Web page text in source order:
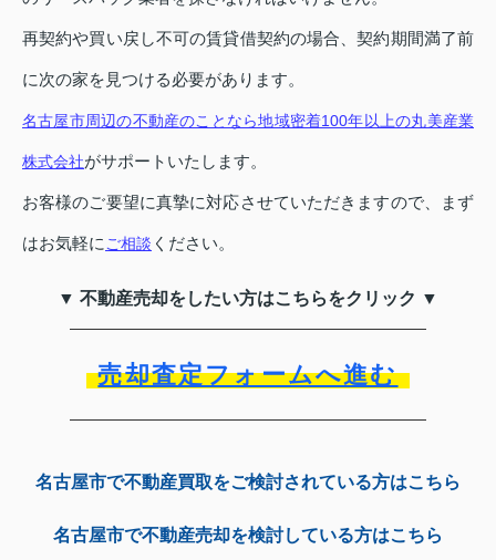
再契約や買い戻し不可の賃貸借契約の場合、契約期間満了前
に次の家を見つける必要があります。
名古屋市周辺の不動産のことなら地域密着100年以上の丸美産業
株式会社がサポートいたします。
お客様のご要望に真摯に対応させていただきますので、まず
はお気軽に ご相談 ください。
▼ 不動産売却をしたい方はこちらをクリック ▼
売却査定フォームへ進む
名古屋市で不動産買取をご検討されている方はこちら
名古屋市で不動産売却を検討している方はこちら